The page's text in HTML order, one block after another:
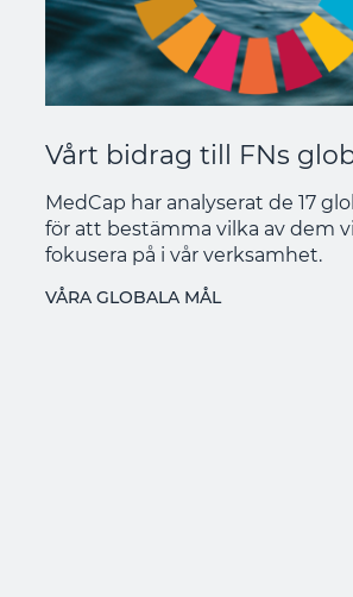
Vårt bidrag till FNs
MedCap har analyserat de 17
för att bestämma vilka av dem
fokusera på i vår verksamhet.
VÅRA GLOBALA MÅL